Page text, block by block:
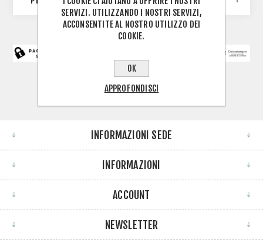
INFORMAZIONI SEDE
INFORMAZIONI
ACCOUNT
NEWSLETTER
SERVIZI. UTILIZZANDO I NOSTRI SERVIZI,
ACCONSENTITE AL NOSTRO UTILIZZO DEI
COOKIE.
OK
APPROFONDISCI